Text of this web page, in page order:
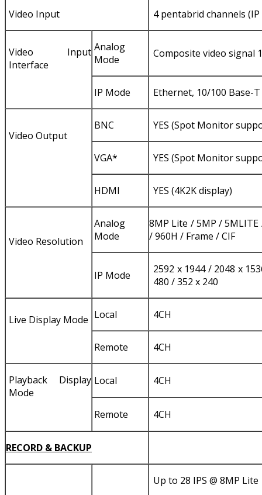
Video Input 4 pentabrid channels
Video Input
Interface
Analog
Mode
Composite video signal
IP Mode Ethernet, 10/100 Base-T
Video Output
BNC YES (Spot Monitor
VGA* YES (Spot Monitor
HDMI YES (4K2K display)
Video Resolution
Analog
Mode
8MP Lite / 5MP /
/ 960H / Frame / CIF
IP Mode
2592 x 1944 / 2048 x
480 / 352 x 240
Live Display Mode Local 4CH
Remote 4CH
Playback Display
Mode
Local 4CH
Remote 4CH
RECORD & BACKUP
Up to 28 IPS @ 8MP Lite